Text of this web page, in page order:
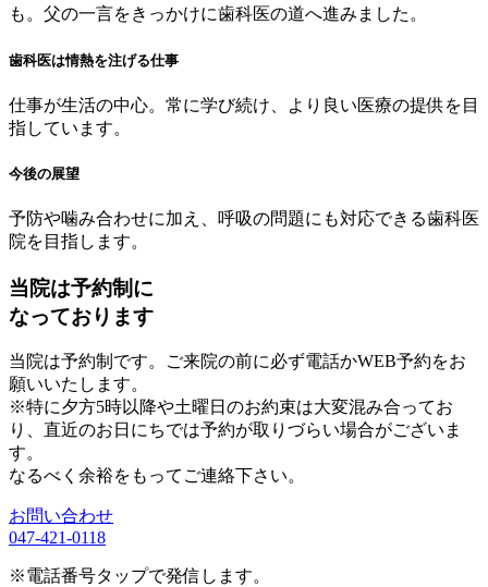
も。父の一言をきっかけに歯科医の道へ進みました。
歯科医は情熱を注げる仕事
仕事が生活の中心。常に学び続け、より良い医療の提供を目
指しています。
今後の展望
予防や噛み合わせに加え、呼吸の問題にも対応できる歯科医
院を目指します。
当院は予約制に
なっております
当院は予約制です。ご来院の前に必ず電話かWEB予約をお
願いいたします。
※特に夕方5時以降や土曜日のお約束は大変混み合ってお
り、直近のお日にちでは予約が取りづらい場合がございま
す。
なるべく余裕をもってご連絡下さい。
お問い合わせ
047-421-0118
※電話番号タップで発信します。